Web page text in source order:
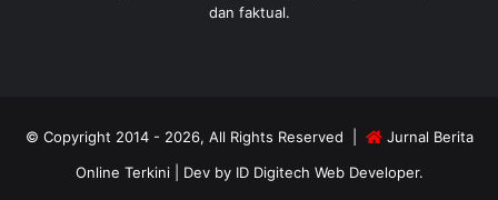
dan faktual.
© Copyright 2014 - 2026, All Rights Reserved |
Jurnal Berita
Online Terkini| Dev by ID Digitech Web Developer.